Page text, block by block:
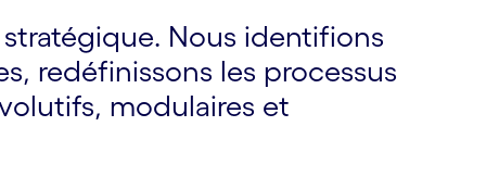
Nous identifions
redéfinissons les processus
modulaires et